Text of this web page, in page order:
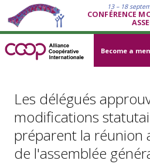
13 – 18
CONFÉRENCE
Become a
Les délégués
modifications
préparent la réunion
de l'assemblée